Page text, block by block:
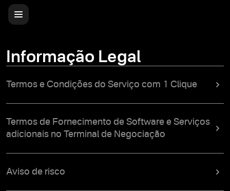
Informação Legal
Termos e Condições do Serviço com 1 Clique
Termos de Fornecimento de Software e Serviços
adicionais no Terminal de Negociação
Aviso de risco